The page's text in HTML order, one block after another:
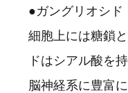
●ガングリオシド
細胞上には糖鎖
ドはシアル酸を
脳神経系に豊富